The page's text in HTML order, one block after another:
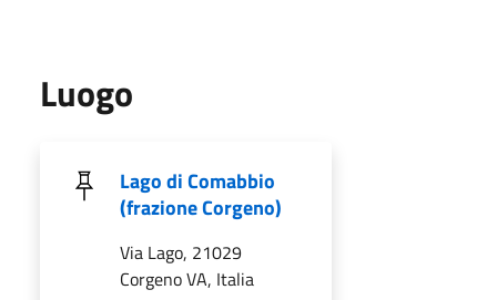
Luogo
Lago di Comabbio
(frazione Corgeno)
Via Lago, 21029
Corgeno VA, Italia